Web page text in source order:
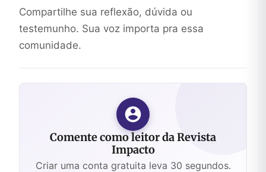
Compartilhe sua reflexão, dúvida ou
testemunho. Sua voz importa pra essa
comunidade.
Comente como leitor da Revista
Impacto
Criar uma conta gratuita leva 30 segundos.